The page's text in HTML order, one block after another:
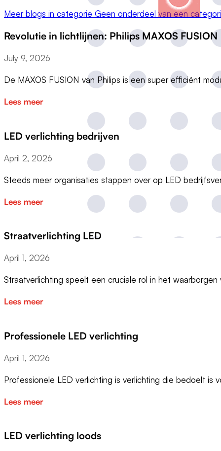
Meer blogs in categorie Geen onderdeel van een
Revolutie in lichtlijnen: Philips MAXOS FUSION
July 9, 2026
De MAXOS FUSION van Philips is een super efficiënt
Lees meer
LED verlichting bedrijven
April 2, 2026
Steeds meer organisaties stappen over op LED
Lees meer
Straatverlichting LED
April 1, 2026
Straatverlichting speelt een cruciale rol in het
Lees meer
Professionele LED verlichting
April 1, 2026
Professionele LED verlichting is verlichting die bedoelt is
Lees meer
LED verlichting loods